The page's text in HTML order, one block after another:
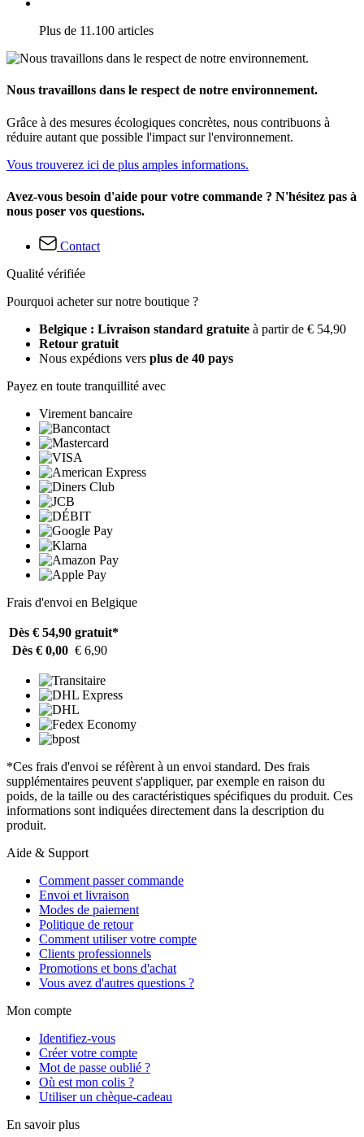
Plus de 11.100 articles
Nous travaillons dans le respect de notre environnement.
Grâce à des mesures écologiques concrètes, nous contribuons à
réduire autant que possible l'impact sur l'environnement.
Vous trouverez ici de plus amples informations.
Avez-vous besoin d'aide pour votre commande ? N'hésitez pas à
nous poser vos questions.
Contact
Qualité vérifiée
Pourquoi acheter sur notre boutique ?
Belgique : Livraison standard gratuite à partir de € 54,90
Retour gratuit
Nous expédions vers plus de 40 pays
Payez en toute tranquillité avec
Virement bancaire
Frais d'envoi en Belgique
Dès € 54,90 gratuit*
Dès € 0,00 € 6,90
*Ces frais d'envoi se réfèrent à un envoi standard. Des frais
supplémentaires peuvent s'appliquer, par exemple en raison du
poids, de la taille ou des caractéristiques spécifiques du produit. Ces
informations sont indiquées directement dans la description du
produit.
Aide & Support
Comment passer commande
Envoi et livraison
Modes de paiement
Politique de retour
Comment utiliser votre compte
Clients professionnels
Promotions et bons d'achat
Vous avez d'autres questions ?
Mon compte
Identifiez-vous
Créer votre compte
Mot de passe oublié ?
Où est mon colis ?
Utiliser un chèque-cadeau
En savoir plus